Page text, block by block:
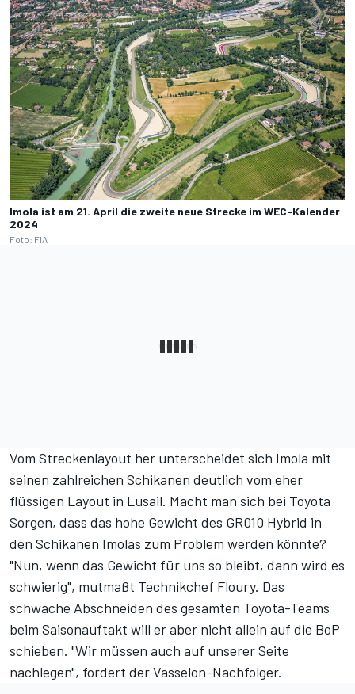
Imola ist am 21. April die zweite neue Strecke im WEC-Kalender
2024
Foto: FIA
Vom Streckenlayout her unterscheidet sich Imola mit
seinen zahlreichen Schikanen deutlich vom eher
flüssigen Layout in Lusail. Macht man sich bei Toyota
Sorgen, dass das hohe Gewicht des GR010 Hybrid in
den Schikanen Imolas zum Problem werden könnte?
"Nun, wenn das Gewicht für uns so bleibt, dann wird es
schwierig", mutmaßt Technikchef Floury. Das
schwache Abschneiden des gesamten Toyota-Teams
beim Saisonauftakt will er aber nicht allein auf die BoP
schieben. "Wir müssen auch auf unserer Seite
nachlegen", fordert der Vasselon-Nachfolger.